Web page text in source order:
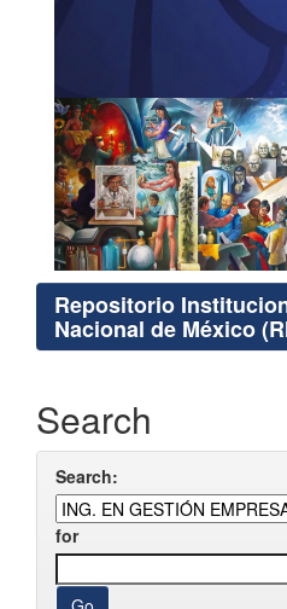
Repositorio
Nacional de México
Search
Search:
for